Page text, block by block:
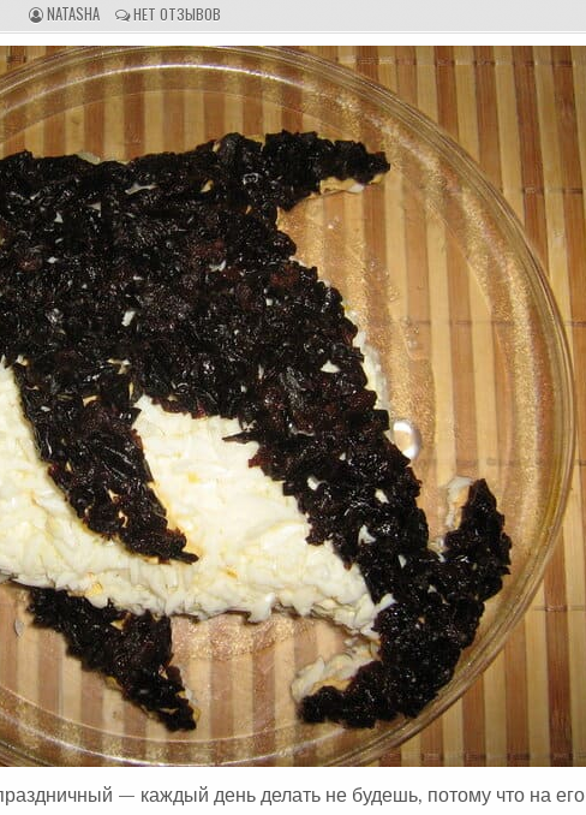
А
В
Т
О
Р
Р
Е
Ц
Е
Т
А
:
NATASHA О
Т
З
Ы
В
Ы
:
НЕТ ОТЗЫВОВ
— каждый день делать не будешь, потому что на его